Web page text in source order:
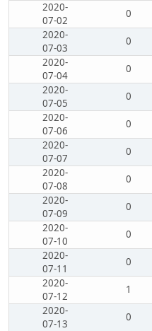
2020-
07-02
0
2020-
07-03
0
2020-
07-04
0
2020-
07-05
0
2020-
07-06
0
2020-
07-07
0
2020-
07-08
0
2020-
07-09
0
2020-
07-10
0
2020-
07-11
0
2020-
07-12
1
2020-
07-13
0